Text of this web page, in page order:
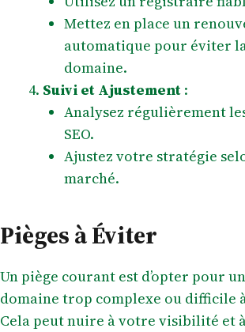
Mettez en place un
automatique pour éviter
domaine.
Suivi et Ajustement :
Analysez régulièrement
SEO.
Ajustez votre stratégie
marché.
Pièges à Éviter
Un piège courant est d’opter pour
domaine trop complexe ou difficile
Cela peut nuire à votre visibilité et